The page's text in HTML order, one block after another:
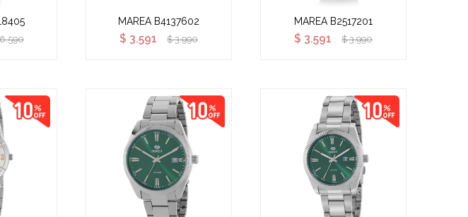
MAREA B4137602
$ 3.591 $ 3.990
MAREA B2517201
$ 3.591 $ 3.990